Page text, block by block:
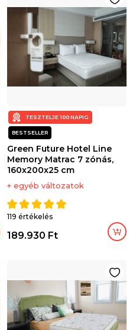
TESZTELJE 100 NAPIG
BESTSELLER
Green Future Hotel Line
Memory Matrac 7 zónás,
160x200x25 cm
+ egyéb változatok
119 értékelés
189.930 Ft